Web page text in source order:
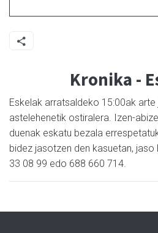
Kronika -
Eskelak arratsaldeko 15:00ak
astelehenetik ostiralera. Izen-
duenak eskatu bezala
bidez jasotzen den kasuetan,
33 08 99 edo 688 660 714.